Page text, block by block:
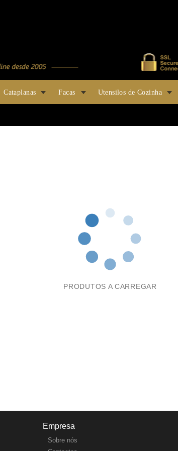
Cataplanas Facas Utensilos de Cozinha
PRODUTOS A CARREGAR
Empresa
Sobre nós